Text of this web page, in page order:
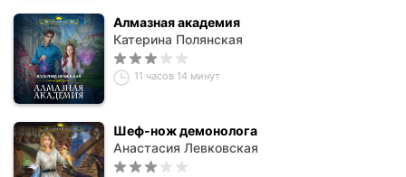
Алмазная академия
Катерина Полянская
11 часов 14 минут
Шеф-нож демонолога
Анастасия Левковская